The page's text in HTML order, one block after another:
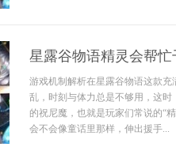
星露谷物语精灵会帮忙
游戏机制解析在星露谷物语这款
乱，时刻与体力总是不够用，这
的祝尼魔，也就是玩家们常说的“
会不会像童话里那样，伸出援手...